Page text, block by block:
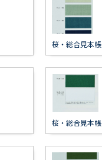
桜・総合見本帳
桜・総合見本帳